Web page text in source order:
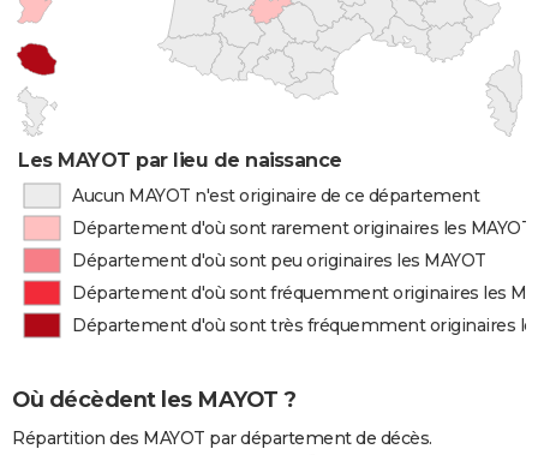
Les MAYOT par lieu de naissance
Aucun MAYOT n'est originaire de ce département
Département d'où sont rarement originaires les MAYOT
Département d'où sont peu originaires les MAYOT
Département d'où sont fréquemment originaires les
Département d'où sont très fréquemment originaires
Où décèdent les MAYOT ?
Répartition des MAYOT par département de décès.